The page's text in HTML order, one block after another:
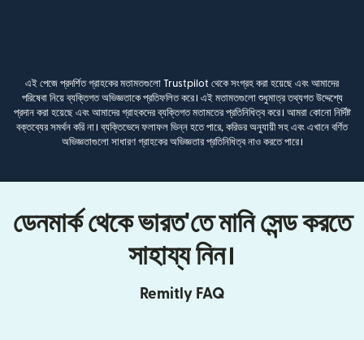
এই পেজে প্রদর্শিত গ্রাহকের মতামতগুলো Trustpilot থেকে সংগ্রহ করা হয়েছে এবং আমাদের
পরিষেবা নিয়ে ব্যক্তিগত অভিজ্ঞতাকে প্রতিফলিত করে। এই মতামতগুলো শুধুমাত্র তথ্যগত উদ্দেশ্যে
প্রদান করা হয়েছে এবং আমাদের গ্রাহকদের ব্যক্তিগত মতামতের প্রতিনিধিত্ব করে। আমরা কোনো নির্দিষ্ট
বক্তব্যের সমর্থন করি না। ব্যক্তিভেদে ফলাফল ভিন্ন হতে পারে, করিডর অনুযায়ী সহ এবং এখানে বর্ণিত
অভিজ্ঞতাগুলো সাধারণ গ্রাহকের অভিজ্ঞতার প্রতিনিধিত্ব নাও করতে পারে।
ডেনমার্ক থেকে ভারত'তে মানি সেন্ড করতে
সাহায্য নিন।
Remitly FAQ